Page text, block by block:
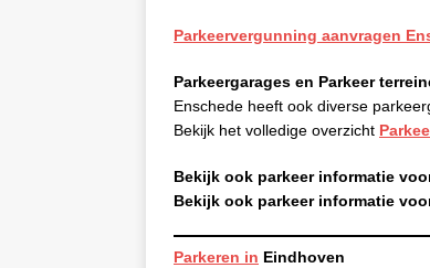
Parkeervergunning aanvragen
Parkeergarages en Parkeer
Enschede heeft ook diverse
Bekijk het volledige overzicht
Bekijk ook parkeer informatie
Bekijk ook parkeer informatie
Parkeren in Eindhoven